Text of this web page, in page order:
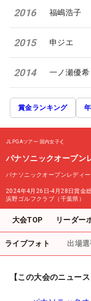
2016 福嶋浩子
2015 申ジエ
2014 一ノ瀬優希
賞金ランキング
JLPGAツアー 国内女子
パナソニックオープン
パナソニックオープンレディ
2024年4月26日-4月28日賞金
浜野ゴルフクラブ（千葉県）
大会TOP リーダー
ライブフォト 出場選
【この大会のニュース